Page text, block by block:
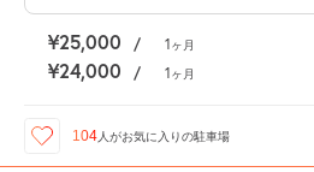
¥25,000 / 1ヶ月
¥24,000 / 1ヶ月
104 人がお気に入りの駐車場